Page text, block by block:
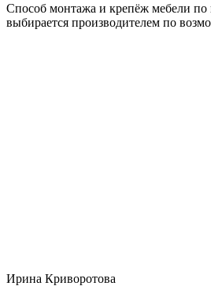
Способ монтажа и крепёж мебели по
выбирается производителем по
Ирина Криворотова